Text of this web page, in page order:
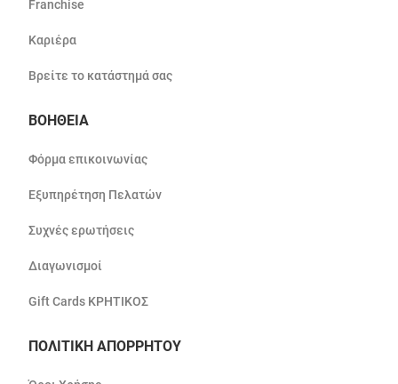
Franchise
Καριέρα
Βρείτε το κατάστημά σας
ΒΟΗΘΕΙΑ
Φόρμα επικοινωνίας
Εξυπηρέτηση Πελατών
Συχνές ερωτήσεις
Διαγωνισμοί
Gift Cards ΚΡΗΤΙΚΟΣ
ΠΟΛΙΤΙΚΗ ΑΠΟΡΡΗΤΟΥ